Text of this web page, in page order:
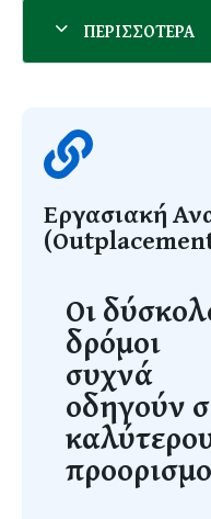
Εργασιακή
Οι
δρόμοι
συχνά
οδηγούν